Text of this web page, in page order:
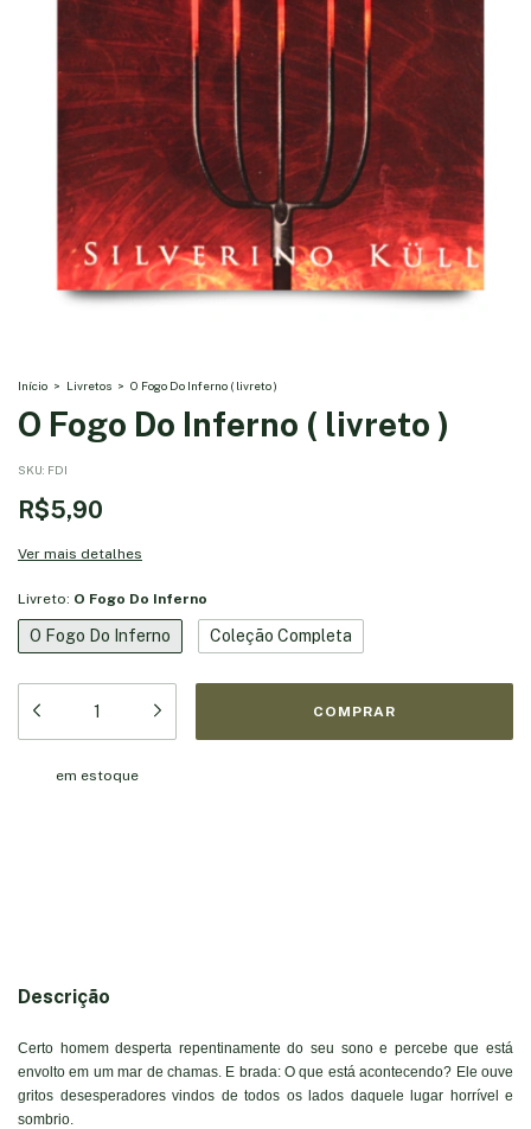
Início > Livretos > O Fogo Do Inferno ( livreto )
O Fogo Do Inferno ( livreto )
SKU: FDI
R$5,90
Ver mais detalhes
Livreto: O Fogo Do Inferno
O Fogo Do Inferno Coleção Completa
em estoque
Descrição
Certo homem desperta repentinamente do seu sono e percebe que está
envolto em um mar de chamas. E brada: O que está acontecendo? Ele ouve
gritos desesperadores vindos de todos os lados daquele lugar horrível e
sombrio.